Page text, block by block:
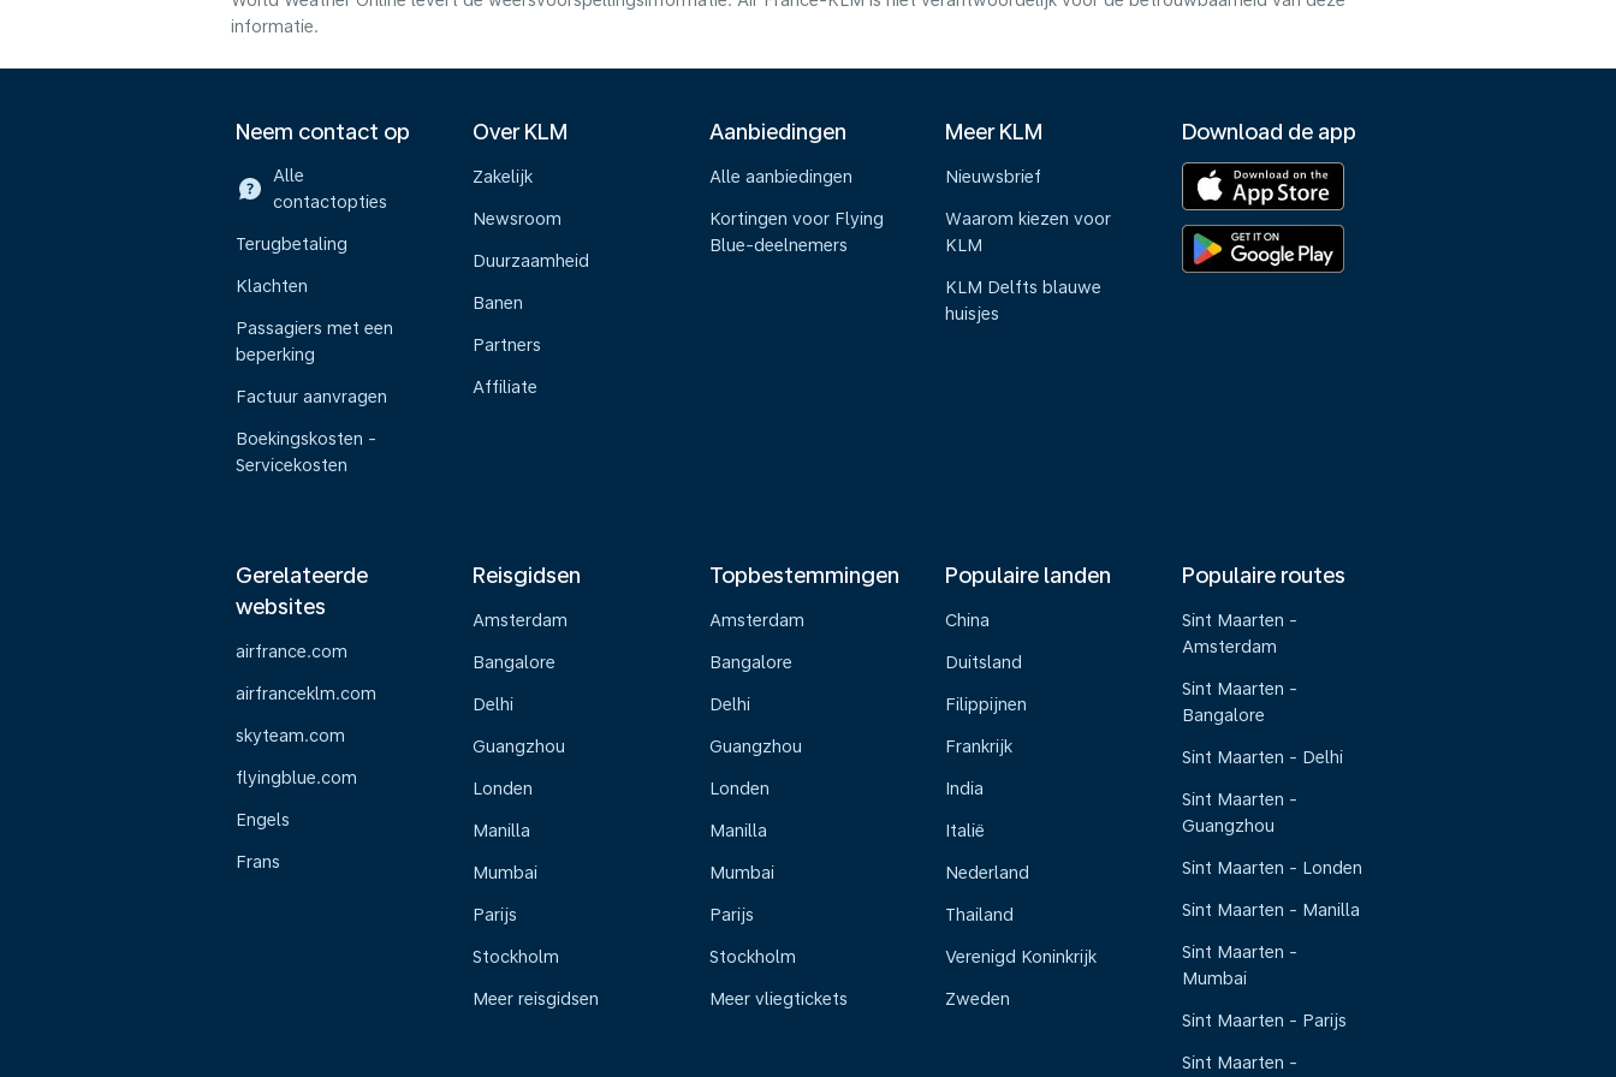
informatie.
Neem contact op
Alle
contactopties
Terugbetaling
Klachten
Passagiers met een
beperking
Factuur aanvragen
Boekingskosten -
Servicekosten
Over KLM
Zakelijk
Newsroom
Duurzaamheid
Banen
Partners
Affiliate
Aanbiedingen
Alle aanbiedingen
Kortingen voor Flying
Blue-deelnemers
Meer KLM
Nieuwsbrief
Waarom kiezen voor
KLM
KLM Delfts blauwe
huisjes
Download de app
Gerelateerde
websites
airfrance.com
airfranceklm.com
skyteam.com
flyingblue.com
Engels
Frans
Reisgidsen
Amsterdam
Bangalore
Delhi
Guangzhou
Londen
Manilla
Mumbai
Parijs
Stockholm
Meer reisgidsen
Topbestemmingen
Amsterdam
Bangalore
Delhi
Guangzhou
Londen
Manilla
Mumbai
Parijs
Stockholm
Meer vliegtickets
Populaire landen
China
Duitsland
Filippijnen
Frankrijk
India
Italië
Nederland
Thailand
Verenigd Koninkrijk
Zweden
Populaire routes
Sint Maarten -
Amsterdam
Sint Maarten -
Bangalore
Sint Maarten - Delhi
Sint Maarten -
Guangzhou
Sint Maarten - Londen
Sint Maarten - Manilla
Sint Maarten -
Mumbai
Sint Maarten - Parijs
Sint Maarten -